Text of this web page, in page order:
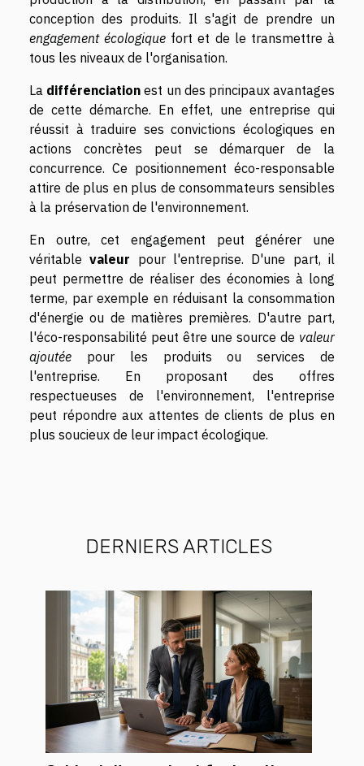
conception des produits. Il s'agit de prendre un
engagement écologique fort et de le transmettre à
tous les niveaux de l'organisation.
La différenciation est un des principaux avantages
de cette démarche. En effet, une entreprise qui
réussit à traduire ses convictions écologiques en
actions concrètes peut se démarquer de la
concurrence. Ce positionnement éco-responsable
attire de plus en plus de consommateurs sensibles
à la préservation de l'environnement.
En outre, cet engagement peut générer une
véritablevaleur pour l'entreprise. D'une part, il
peut permettre de réaliser des économies à long
terme, par exemple en réduisant la consommation
d'énergie ou de matières premières. D'autre part,
l'éco-responsabilité peut être une source de valeur
ajoutée pour les produits ou services de
l'entreprise. En proposant des offres
respectueuses de l'environnement, l'entreprise
peut répondre aux attentes de clients de plus en
plus soucieux de leur impact écologique.
DERNIERS ARTICLES